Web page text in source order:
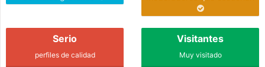
Serio
perfiles de calidad
Visitantes
Muy visitado